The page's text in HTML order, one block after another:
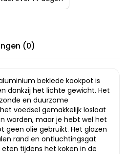
(0)
beklede kookpot is
dankzij het lichte gewicht. Het
en duurzame
voedsel gemakkelijk loslaat
worden, maar je hebt wel het
geen olie gebruikt. Het glazen
rand en ontluchtingsgat
tijdens het koken in de